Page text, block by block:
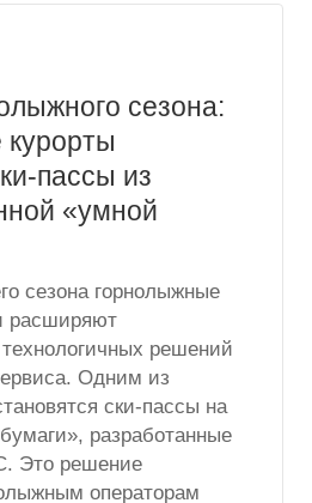
сезона:
курорты
пассы из
«умной
сезона горнолыжные
расширяют
решений
Одним из
ски-пассы на
разработанные
Это решение
операторам